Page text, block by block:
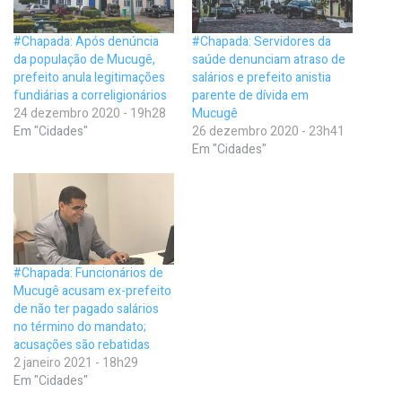
#Chapada: Após denúncia
da população de Mucugê,
prefeito anula legitimações
fundiárias a correligionários
24 dezembro 2020 - 19h28
Em "Cidades"
#Chapada: Servidores da
saúde denunciam atraso de
salários e prefeito anistia
parente de dívida em
Mucugê
26 dezembro 2020 - 23h41
Em "Cidades"
#Chapada: Funcionários de
Mucugê acusam ex-prefeito
de não ter pagado salários
no término do mandato;
acusações são rebatidas
2 janeiro 2021 - 18h29
Em "Cidades"